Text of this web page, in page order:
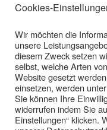
© Copyright Beate
Plangger
Cookies-
Wir möchten die
unsere
diesem Zweck setzen
selbst, welche Arten
Website gesetzt
einsetzen, werden
Sie können Ihre
widerrufen indem Sie
Einstellungen“ klicken.